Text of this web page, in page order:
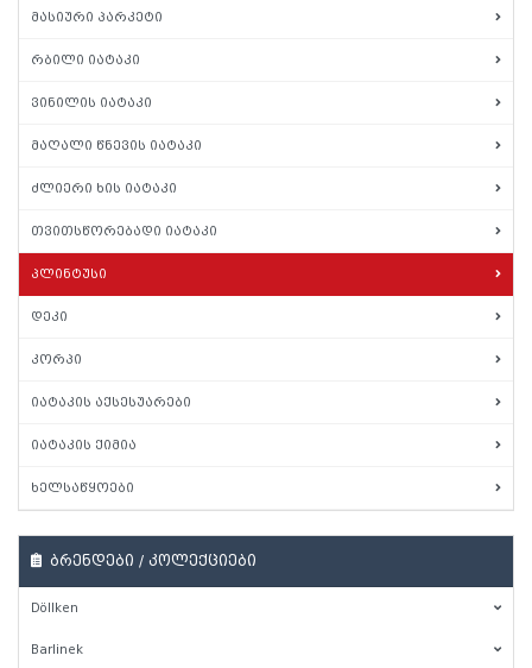
მასიური პარკეტი
რბილი იატაკი
ვინილის იატაკი
მაღალი წნევის იატაკი
ძლიერი ხის იატაკი
თვითსწორებადი იატაკი
პლინტუსი
დეკი
კორპი
იატაკის აქსესუარები
იატაკის ქიმია
ხელსაწყოები
ბრენდები / კოლექციები
Döllken
Barlinek